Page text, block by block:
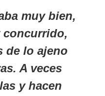
muy bien,
de lo ajeno
A veces
y hacen